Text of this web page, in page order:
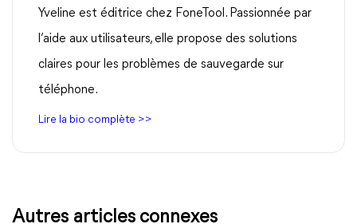
Yveline est éditrice chez FoneTool. Passionnée par
l’aide aux utilisateurs, elle propose des solutions
claires pour les problèmes de sauvegarde sur
téléphone.
Lire la bio complète >>
Autres articles connexes